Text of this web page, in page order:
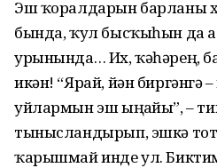
Эш ҡоралдарын барланы
бында, ҡул бысҡыһын да
урынында… Их, ҡәһәрең,
икән! “Ярай, йән биргәнгә
уйлармын эш ыңғайы”, –
тынысландырып, эшкә
ҡарышмай инде ул.